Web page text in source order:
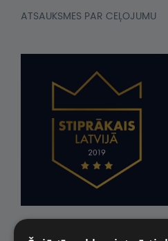
ATSAUKSMES PAR CEĻOJUMU